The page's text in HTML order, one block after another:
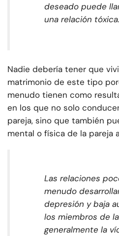
deseado puede
una relación tóxica.
Nadie debería tener que
matrimonio de este tipo
menudo tienen como
en los que no solo
pareja, sino que también
mental o física de la pareja
Las relaciones
menudo
depresión y baja
los miembros de
generalmente la